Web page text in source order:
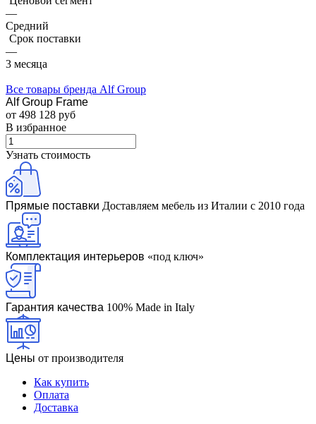
—
Средний
Срок поставки
—
3 месяца
Все товары бренда Alf Group
Alf Group Frame
от 498 128 руб
В избранное
Узнать стоимость
Прямые поставки Доставляем мебель из Италии с 2010 года
Комплектация интерьеров «под ключ»
Гарантия качества 100% Made in Italy
Цены от производителя
Как купить
Оплата
Доставка